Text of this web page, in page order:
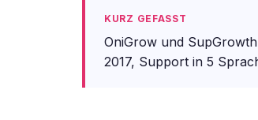
KURZ GEFASST
OniGrow und
2017, Support in 5